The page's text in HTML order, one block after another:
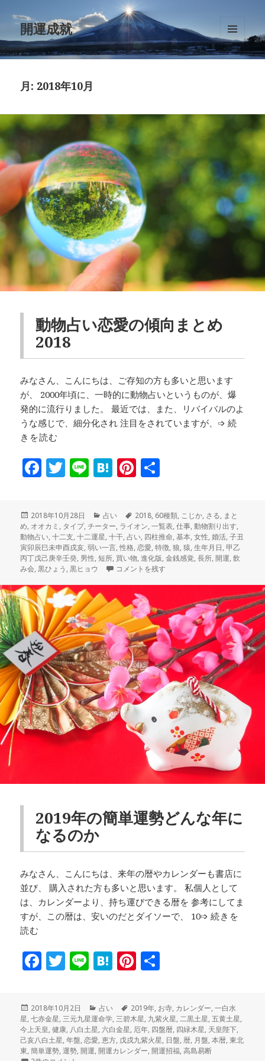
開運成就
メニュ
ーとウ
月: 2018年10月
動物占い恋愛の傾向まとめ
2018
みなさん、こんにちは、ご存知の方も多いと思います
が、 2000年頃に、一時的に動物占いというものが、爆
発的に流行りました。 最近では、また、リバイバルのよ
うな感じで、細分化され 注目をされていますが、➩続
きを読む
F
c
e
b
o
o
k
T
it
te
r
Li H
n
a
Pi
r
es
t
投
稿
日:
2018年10月28日
カ
テ
ゴ
リ
ー
占い
タ
グ
2018, 60種類, こじか, さる, まと
め, オオカミ , タイプ,チーター, ライオン,一覧表,仕事,動物割り出す,
動物占い,十二支,十二運星,十干,占い, 四柱推命,基本,女性,婚活,子丑
寅卯辰巳未申酉戌亥,弱い一言,性格,恋愛,特徴,狼,猿,生年月日,甲乙
丙丁戊己庚辛壬癸, 男性,短所, 買い物,進化版,金銭感覚,長所,開運,飲
み会,黒ひょう ,黒ヒョウ 動物占い恋愛の傾向まとめ2018 に
コメントを残す
2019年の簡単運勢どんな年に
なるのか
みなさん、こんにちは、来年の暦やカレンダーも書店に
並び、 購入された方も多いと思います。 私個人として
は、カレンダーより、持ち運びできる暦を 参考にしてま
すが、この暦は、安いのだとダイソーで、 10➩続きを
読む
F
c
e
b
o
T
it
te
r
Li H
n
a
Pi
te
r
es
t
投
稿
日:
2018年10月2日
カ
テ
ゴ
リ
ー
占い
タ
グ
2019年, お寺, カレンダー,一白水
星,七赤金星, 三元九星運命学, 三碧木星, 九紫火星,二黒土星,五黄土星,
今上天皇,健康, 八白土星,六白金星, 厄年, 四盤暦, 四緑木星, 天皇陛下,
己亥八白土星,年盤,恋愛,恵方, 戊戌九紫火星, 日盤,暦, 月盤,本暦,東北
東,簡単運勢,運勢,開運,開運カレンダー,開運招福,高島易断